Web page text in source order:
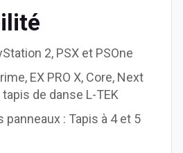
2, PSX et PSOne
EX PRO X, Core, Next
de danse L-TEK
panneaux : Tapis à 4 et 5